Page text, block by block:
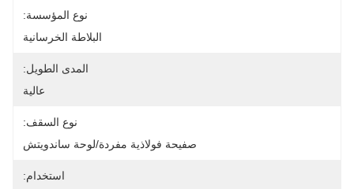
نوع المؤسسة:
البلاطة الخرسانية
المدى الطويل:
عالية
نوع السقف:
صفيحة فولاذية مفردة/لوحة ساندويتش
استخدام: